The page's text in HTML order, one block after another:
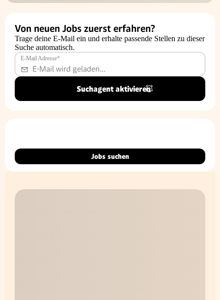
Von neuen Jobs zuerst erfahren?
Trage deine E-Mail ein und erhalte passende Stellen zu dieser
Suche automatisch.
E-Mail Adresse*
Suchagent aktivieren
Jobs suchen